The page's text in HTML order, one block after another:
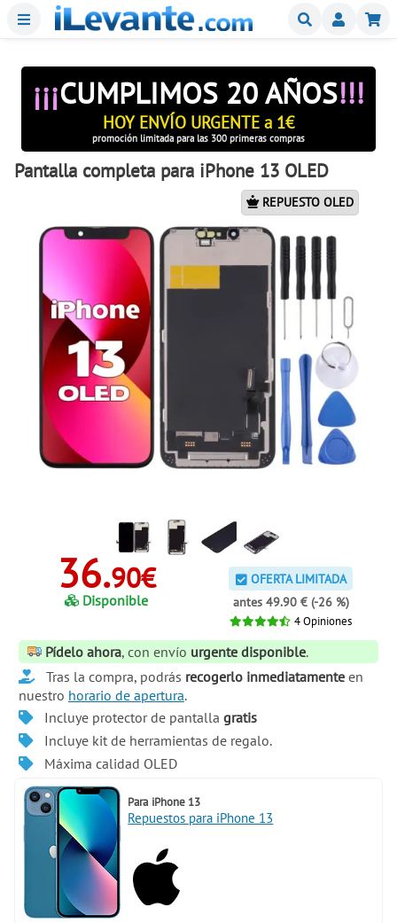
Menu Buscar
¡¡¡CUMPLIMOS 20 AÑOS!!!
HOY ENVÍO URGENTE a 1€
promoción limitada para las 300 primeras compras
Pantalla completa para iPhone 13 OLED
REPUESTO OLED
36.90€
Disponible
OFERTA LIMITADA
antes 49.90 € (-26 %)
4Opiniones
Pídelo ahora, con envío urgente disponible.
Tras la compra, podrás recogerlo inmediatamenteen
nuestro horario de apertura.
Incluye protector de pantalla gratis
Incluye kit de herramientas de regalo.
Máxima calidad OLED
Para iPhone 13
Repuestos para iPhone 13